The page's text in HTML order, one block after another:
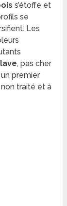
s’étoffe et
se
Les
, pas cher
premier
non traité et à